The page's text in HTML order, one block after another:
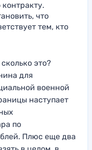
что
тем, кто
это?
для
военной
наступает
по
Плюс еще два